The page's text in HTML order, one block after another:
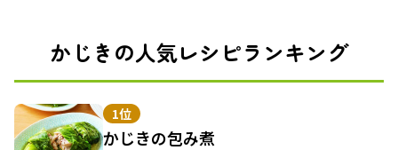
かじきの人気レシピランキング
1位
かじきの包み煮